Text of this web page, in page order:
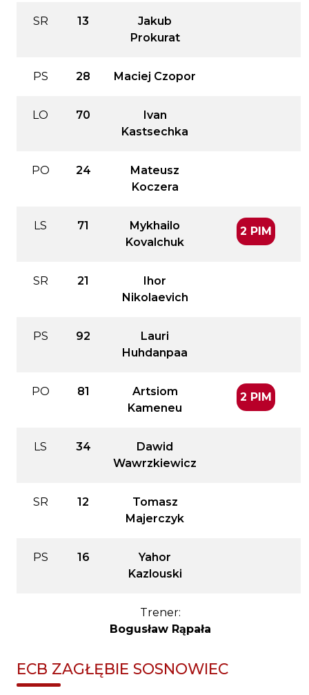
SR 13
Jakub
Prokurat
PS 28 Maciej Czopor
LO 70
Ivan
Kastsechka
PO 24
Mateusz
Koczera
LS 71
Mykhailo
Kovalchuk
2 PIM
SR 21
Ihor
Nikolaevich
PS 92
Lauri
Huhdanpaa
PO 81
Artsiom
Kameneu
2 PIM
LS 34
Dawid
Wawrzkiewicz
SR 12
Tomasz
Majerczyk
PS 16
Yahor
Kazlouski
Trener:
Bogusław Rąpała
ECB ZAGŁĘBIE SOSNOWIEC